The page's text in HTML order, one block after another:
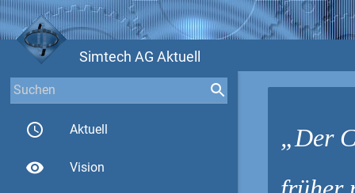
Simtech AG Aktuell
access_time Aktuell
visibility Vision
Der